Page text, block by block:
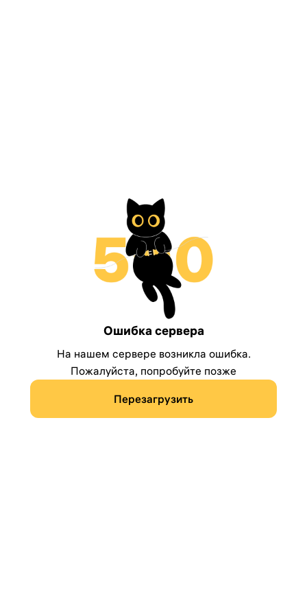
Ошибка сервера
На нашем сервере возникла ошибка.
Пожалуйста, попробуйте позже
Перезагрузить